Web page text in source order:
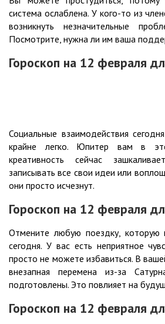
система ослаблена. У кого-то из
возникнуть незначительные
Посмотрите, нужна ли им ваша
Гороскоп на 12 февраля
Социальные взаимодействия
крайне легко. Юпитер вам в
креативность сейчас
записывать все свои идеи или
они просто исчезнут.
Гороскоп на 12 февраля
Отмените любую поездку, которую
сегодня. У вас есть неприятное
просто не можете избавиться. В
внезапная перемена из-за
подготовлены. Это повлияет на
Гороскоп на 12 февраля